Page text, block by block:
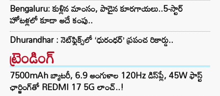
Bengaluru: కుళ్లిన మాంసం, పాడైన కూరగాయలు..5-స్టార్
హోటళ్లలో కూడా అదే కంపు..
Dhurandhar : నెట్‌ఫ్లిక్స్‌లో ‘ధురంధర్’ ప్రపంచ రికార్డు..
ట్రెండింగ్‌
7500mAh బ్యాటరీ, 6.9 అంగుళాల 120Hz డిస్‌ప్లే, 45W ఫాస్ట్
ఛార్జింగ్‌తో REDMI 17 5G లాంచ్..!